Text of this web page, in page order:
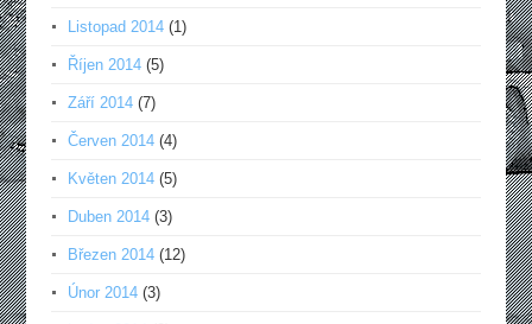
Listopad 2014(1)
Říjen 2014(5)
Září 2014(7)
Červen 2014(4)
Květen 2014(5)
Duben 2014(3)
Březen 2014(12)
Únor 2014(3)